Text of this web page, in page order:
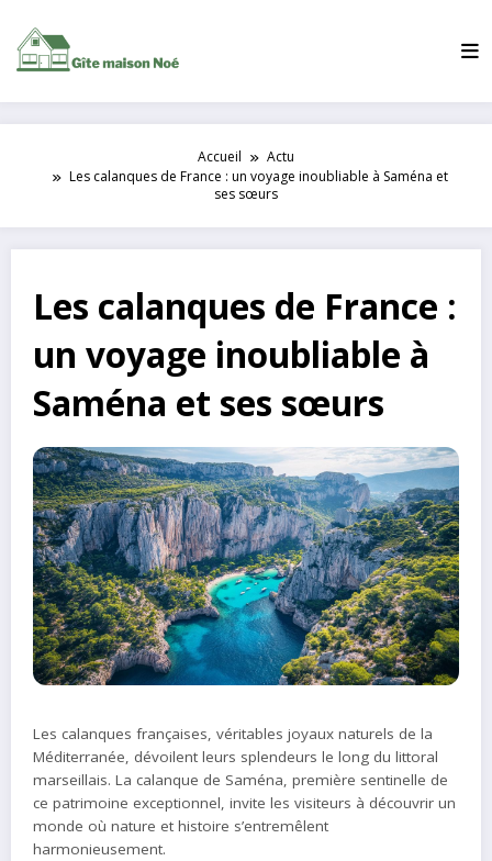
contenu
Accueil
Actu
Les calanques de France : un voyage inoubliable à Saména et
ses sœurs
Les calanques de France :
un voyage inoubliable à
Saména et ses sœurs
Les calanques françaises, véritables joyaux naturels de la
Méditerranée, dévoilent leurs splendeurs le long du littoral
marseillais. La calanque de Saména, première sentinelle de
ce patrimoine exceptionnel, invite les visiteurs à découvrir un
monde où nature et histoire s’entremêlent
harmonieusement.